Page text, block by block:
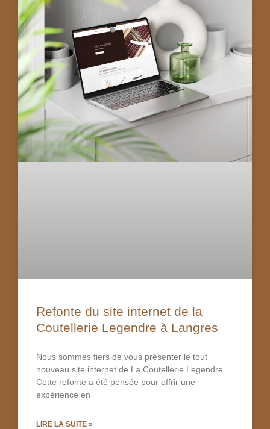
Refonte du site internet de la
Coutellerie Legendre à Langres
Nous sommes fiers de vous présenter le tout
nouveau site internet de La Coutellerie Legendre.
Cette refonte a été pensée pour offrir une
expérience en
LIRE LA SUITE »